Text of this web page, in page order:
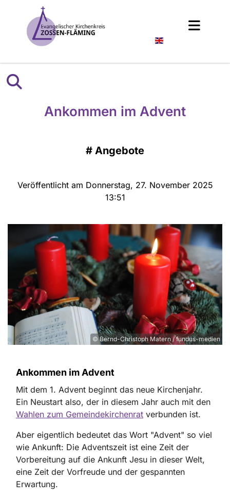
Ankommen im Advent
# Angebote
Veröffentlicht am Donnerstag, 27. November 2025
13:51
© Bernd-Christoph Matern / fundus-medien
Ankommen im Advent
Mit dem 1. Advent beginnt das neue Kirchenjahr.
Ein Neustart also, der in diesem Jahr auch mit den
Wahlen zum Gemeindekirchenrat verbunden ist.
Aber eigentlich bedeutet das Wort "Advent" so viel
wie Ankunft: Die Adventszeit ist eine Zeit der
Vorbereitung auf die Ankunft Jesu in dieser Welt,
eine Zeit der Vorfreude und der gespannten
Erwartung.